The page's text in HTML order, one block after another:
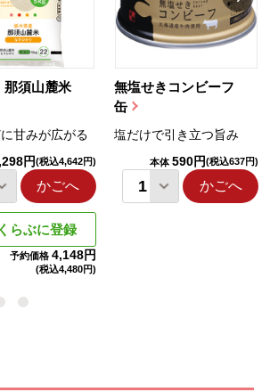
須山麓米
甘みが広がる
円(税込4,642円)
かごへ
らぶに登録
予約価格 4,148円
(税込4,480円)
無塩せきコンビーフ
缶
塩だけで引き立つ旨み
本体 590円(税込637円)
かごへ